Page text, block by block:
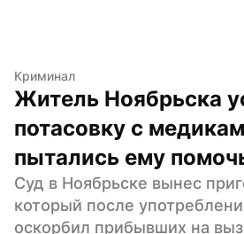
Криминал
Житель Ноябрьска
потасовку с
пытались ему
Суд в Ноябрьске вынес
который после
оскорбил прибывших на